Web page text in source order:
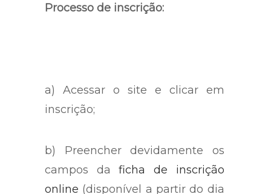
Processo de inscrição:
a) Acessar o site e clicar em
inscrição;
b) Preencher devidamente os
campos daficha de inscrição
online (disponível a partir do dia